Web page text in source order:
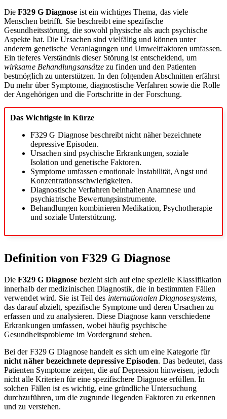
DieF329 G Diagnose ist ein wichtiges Thema, das viele
Menschen betrifft. Sie beschreibt eine spezifische
Gesundheitsstörung, die sowohl physische als auch psychische
Aspekte hat. Die Ursachen sind vielfältig und können unter
anderem genetische Veranlagungen und Umweltfaktoren umfassen.
Ein tieferes Verständnis dieser Störung ist entscheidend, um
wirksame Behandlungsansätze zu finden und den Patienten
bestmöglich zu unterstützen. In den folgenden Abschnitten erfährst
Du mehr über Symptome, diagnostische Verfahren sowie die Rolle
der Angehörigen und die Fortschritte in der Forschung.
Das Wichtigste in Kürze
F329 G Diagnose beschreibt nicht näher bezeichnete
depressive Episoden.
Ursachen sind psychische Erkrankungen, soziale
Isolation und genetische Faktoren.
Symptome umfassen emotionale Instabilität, Angst und
Konzentrationsschwierigkeiten.
Diagnostische Verfahren beinhalten Anamnese und
psychiatrische Bewertungsinstrumente.
Behandlungen kombinieren Medikation, Psychotherapie
und soziale Unterstützung.
Definition von F329 G Diagnose
DieF329 G Diagnose bezieht sich auf eine spezielle Klassifikation
innerhalb der medizinischen Diagnostik, die in bestimmten Fällen
verwendet wird. Sie ist Teil des internationalen Diagnosesystems,
das darauf abzielt, spezifische Symptome und deren Ursachen zu
erfassen und zu analysieren. Diese Diagnose kann verschiedene
Erkrankungen umfassen, wobei häufig psychische
Gesundheitsprobleme im Vordergrund stehen.
Bei der F329 G Diagnose handelt es sich um eine Kategorie für
nicht näher bezeichnete depressive Episoden. Das bedeutet, dass
Patienten Symptome zeigen, die auf Depression hinweisen, jedoch
nicht alle Kriterien für eine spezifischere Diagnose erfüllen. In
solchen Fällen ist es wichtig, eine gründliche Untersuchung
durchzuführen, um die zugrunde liegenden Faktoren zu erkennen
und zu verstehen.